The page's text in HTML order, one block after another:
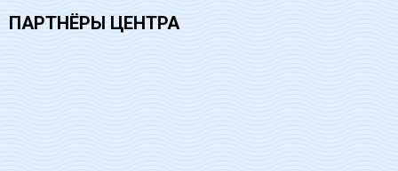
ПАРТНЁРЫ ЦЕНТРА